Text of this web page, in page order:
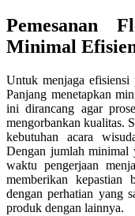
Pemesanan
Minimal
Untuk menjaga
Panjang menetapkan
ini dirancang agar
mengorbankan kualitas.
kebutuhan acara
Dengan jumlah minimal
waktu pengerjaan
memberikan kepastian
dengan perhatian yang
produk dengan lainnya.